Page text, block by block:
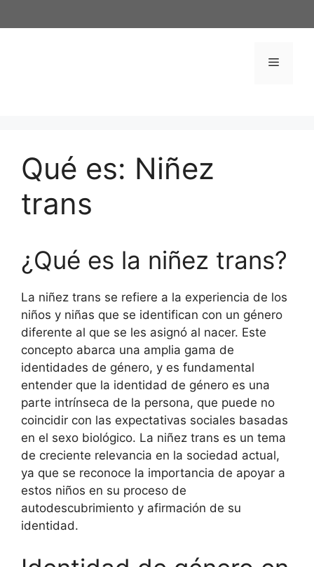
al
Menú
Qué es: Niñez
trans
¿Qué es la niñez trans?
La niñez trans se refiere a la experiencia de los
niños y niñas que se identifican con un género
diferente al que se les asignó al nacer. Este
concepto abarca una amplia gama de
identidades de género, y es fundamental
entender que la identidad de género es una
parte intrínseca de la persona, que puede no
coincidir con las expectativas sociales basadas
en el sexo biológico. La niñez trans es un tema
de creciente relevancia en la sociedad actual,
ya que se reconoce la importancia de apoyar a
estos niños en su proceso de
autodescubrimiento y afirmación de su
identidad.